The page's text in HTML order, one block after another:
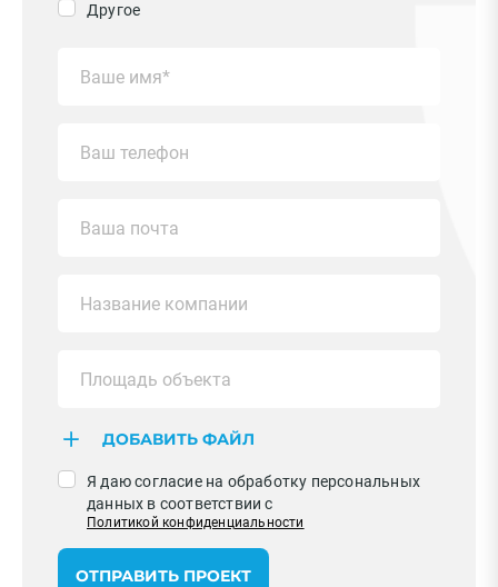
Другое
ДОБАВИТЬ ФАЙЛ
Я даю согласие на обработку персональных
данных в соответствии с
Политикой конфиденциальности
ОТПРАВИТЬ ПРОЕКТ